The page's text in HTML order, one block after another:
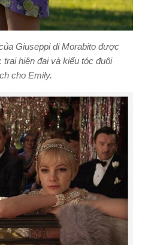
Giuseppi di Morabito được
hiện đại và kiểu tóc đuôi
cho Emily.